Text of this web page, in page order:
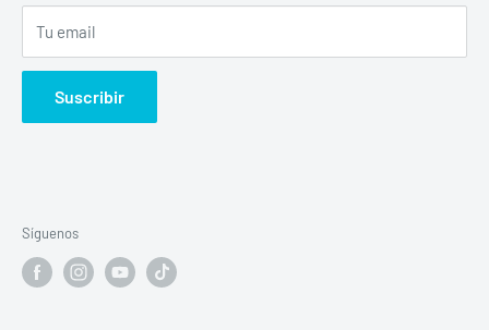
Tu email
Suscribir
Síguenos